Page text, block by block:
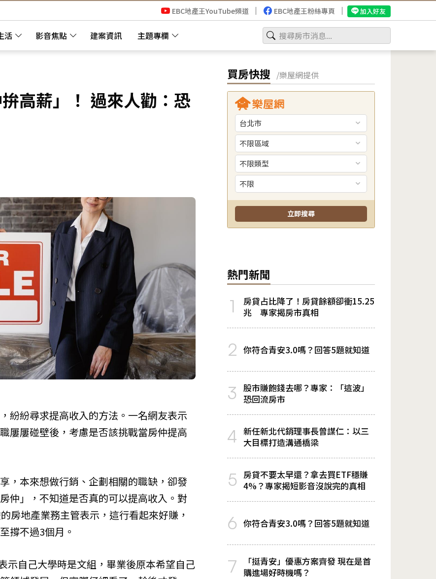
活 影音焦點 建案資訊 主題專欄
EBC地產王YouTube頻道 EBC地產王粉絲專頁 加入好友
高薪」！ 過來人勸：恐
紛紛尋求提高收入的方法。一名網友表示
屢屢碰壁後，考慮是否該挑戰當房仲提高
，本來想做行銷、企劃相關的職缺，卻發
仲」，不知道是否真的可以提高收入。對
房地產業務主管表示，這行看起來好賺，
撐不過3個月。
示自己大學時是文組，畢業後原本希望自己
買房快搜 /樂屋網提供
熱門新聞
1
房貸占比降了！房貸餘額卻衝15.25
兆 專家揭房市真相
2 你符合青安3.0嗎？回答5題就知道
3 股市賺飽錢去哪？專家：「這波」
恐回流房市
4 新任新北代銷理事長曾謀仁：以三
大目標打造溝通橋梁
5 房貸不要太早還？拿去買ETF穩賺
4%？專家揭短影音沒說完的真相
6 你符合青安3.0嗎？回答5題就知道
7
「挺青安」優惠方案齊發 現在是首
購進場好時機嗎？